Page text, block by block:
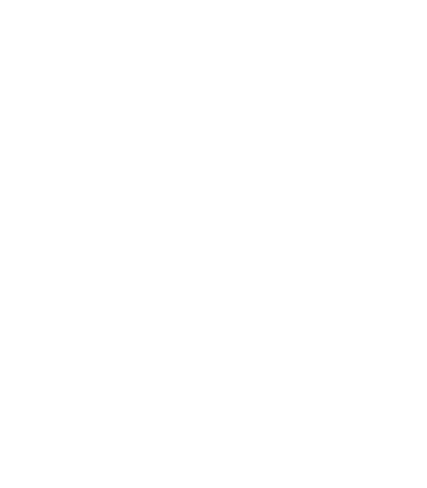
NY 10001'
Los Angeles, CA 90210'
IL 60601'
TX 77001'
AZ 85001'